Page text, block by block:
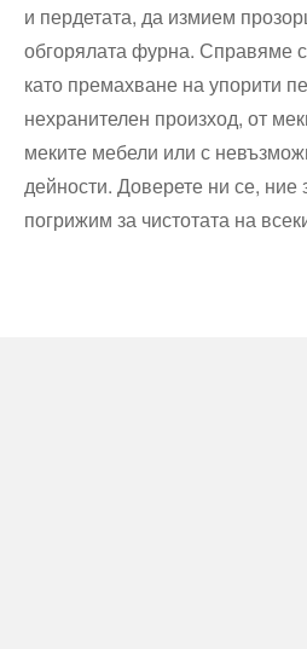
и пердетата, да измием
обгорялата фурна. Справяме
като премахване на упорити
нехранителен произход, от
меките мебели или с
дейности. Доверете ни се, ние
погрижим за чистотата на